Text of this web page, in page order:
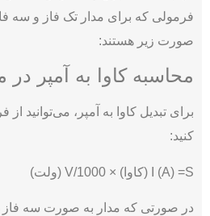
فرمولی که برای مدار تک فاز و سه
صورت زیر هستند:
محاسبه کاوا به آمپر در
برای تبدیل کاوا به آمپر، می‌توانید
کنید:
I (A) =S (کاوا) × 1000/V (ولت)
در صورتی که مدار به صورت سه فاز